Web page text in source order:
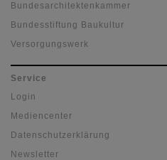
Bundesarchitektenkammer
Bundesstiftung Baukultur
Versorgungswerk
Service
Login
Mediencenter
Datenschutzerklärung
Newsletter